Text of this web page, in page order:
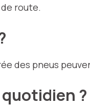
route.
des pneus
?